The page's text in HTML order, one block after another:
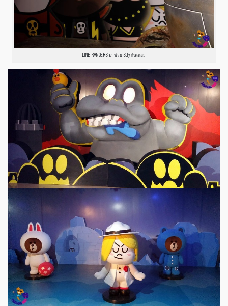
LINE RANGERS มาช่วย Sally กันเถอะ